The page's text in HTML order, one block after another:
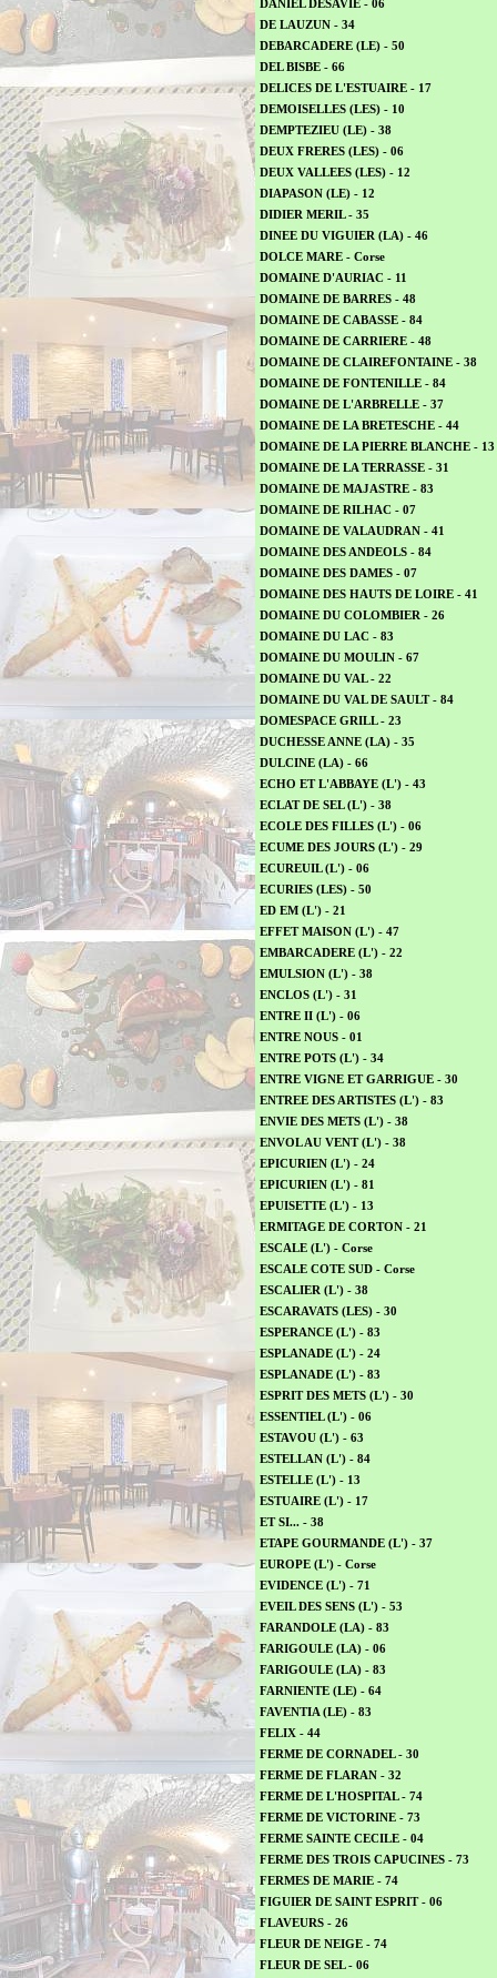
DANIEL DESAVIE - 06
DE LAUZUN - 34
DEBARCADERE (LE) - 50
DEL BISBE - 66
DELICES DE L'ESTUAIRE - 17
DEMOISELLES (LES) - 10
DEMPTEZIEU (LE) - 38
DEUX FRERES (LES) - 06
DEUX VALLEES (LES) - 12
DIAPASON (LE) - 12
DIDIER MERIL - 35
DINEE DU VIGUIER (LA) - 46
DOLCE MARE - Corse
DOMAINE D'AURIAC - 11
DOMAINE DE BARRES - 48
DOMAINE DE CABASSE - 84
DOMAINE DE CARRIERE - 48
DOMAINE DE CLAIREFONTAINE - 38
DOMAINE DE FONTENILLE - 84
DOMAINE DE L'ARBRELLE - 37
DOMAINE DE LA BRETESCHE - 44
DOMAINE DE LA PIERRE BLANCHE - 13
DOMAINE DE LA TERRASSE - 31
DOMAINE DE MAJASTRE - 83
DOMAINE DE RILHAC - 07
DOMAINE DE VALAUDRAN - 41
DOMAINE DES ANDEOLS - 84
DOMAINE DES DAMES - 07
DOMAINE DES HAUTS DE LOIRE - 41
DOMAINE DU COLOMBIER - 26
DOMAINE DU LAC - 83
DOMAINE DU MOULIN - 67
DOMAINE DU VAL - 22
DOMAINE DU VAL DE SAULT - 84
DOMESPACE GRILL - 23
DUCHESSE ANNE (LA) - 35
DULCINE (LA) - 66
ECHO ET L'ABBAYE (L') - 43
ECLAT DE SEL (L') - 38
ECOLE DES FILLES (L') - 06
ECUME DES JOURS (L') - 29
ECUREUIL (L') - 06
ECURIES (LES) - 50
ED EM (L') - 21
EFFET MAISON (L') - 47
EMBARCADERE (L') - 22
EMULSION (L') - 38
ENCLOS (L') - 31
ENTRE II (L') - 06
ENTRE NOUS - 01
ENTRE POTS (L') - 34
ENTRE VIGNE ET GARRIGUE - 30
ENTREE DES ARTISTES (L') - 83
ENVIE DES METS (L') - 38
ENVOL AU VENT (L') - 38
EPICURIEN (L') - 24
EPICURIEN (L') - 81
EPUISETTE (L') - 13
ERMITAGE DE CORTON - 21
ESCALE (L') - Corse
ESCALE COTE SUD - Corse
ESCALIER (L') - 38
ESCARAVATS (LES) - 30
ESPERANCE (L') - 83
ESPLANADE (L') - 24
ESPLANADE (L') - 83
ESPRIT DES METS (L') - 30
ESSENTIEL (L') - 06
ESTAVOU (L') - 63
ESTELLAN (L') - 84
ESTELLE (L') - 13
ESTUAIRE (L') - 17
ET SI... - 38
ETAPE GOURMANDE (L') - 37
EUROPE (L') - Corse
EVIDENCE (L') - 71
EVEIL DES SENS (L') - 53
FARANDOLE (LA) - 83
FARIGOULE (LA) - 06
FARIGOULE (LA) - 83
FARNIENTE (LE) - 64
FAVENTIA (LE) - 83
FELIX - 44
FERME DE CORNADEL - 30
FERME DE FLARAN - 32
FERME DE L'HOSPITAL - 74
FERME DE VICTORINE - 73
FERME SAINTE CECILE - 04
FERME DES TROIS CAPUCINES - 73
FERMES DE MARIE - 74
FIGUIER DE SAINT ESPRIT - 06
FLAVEURS - 26
FLEUR DE NEIGE - 74
FLEUR DE SEL - 06